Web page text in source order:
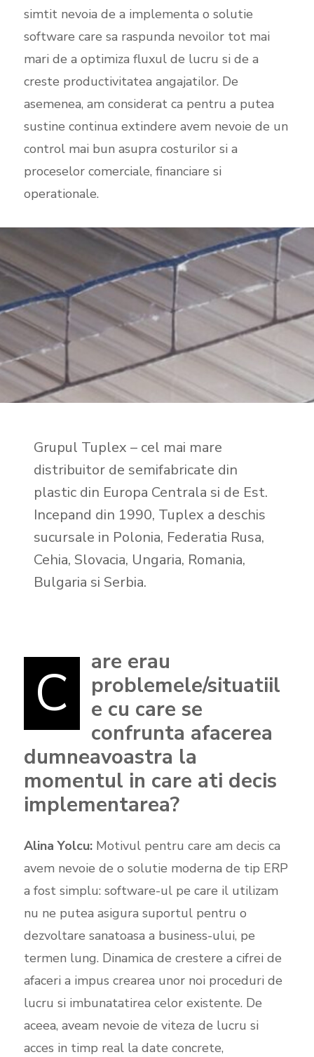
simtit nevoia de a implementa o solutie
software care sa raspunda nevoilor tot mai
mari de a optimiza fluxul de lucru si de a
creste productivitatea angajatilor. De
asemenea, am considerat ca pentru a putea
sustine continua extindere avem nevoie de un
control mai bun asupra costurilor si a
proceselor comerciale, financiare si
operationale.
Grupul Tuplex – cel mai mare
distribuitor de semifabricate din
plastic din Europa Centrala si de Est.
Incepand din 1990, Tuplex a deschis
sucursale in Polonia, Federatia Rusa,
Cehia, Slovacia, Ungaria, Romania,
Bulgaria si Serbia.
C
are erau
problemele/situatiil
e cu care se
confrunta afacerea
dumneavoastra la
momentul in care ati decis
implementarea?
Alina Yolcu:Motivul pentru care am decis ca
avem nevoie de o solutie moderna de tip ERP
a fost simplu: software-ul pe care il utilizam
nu ne putea asigura suportul pentru o
dezvoltare sanatoasa a business-ului, pe
termen lung. Dinamica de crestere a cifrei de
afaceri a impus crearea unor noi proceduri de
lucru si imbunatatirea celor existente. De
aceea, aveam nevoie de viteza de lucru si
acces in timp real la date concrete,